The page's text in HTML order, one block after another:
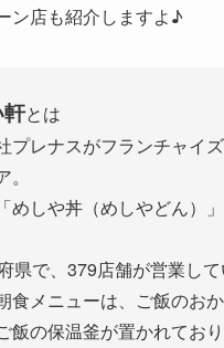
ン店も紹介しますよ♪
とは
プレナスがフランチャイ
めしや丼（めしやどん）
県で、379店舗が営業して
食メニューは、ご飯のお
飯の保温釜が置かれてお